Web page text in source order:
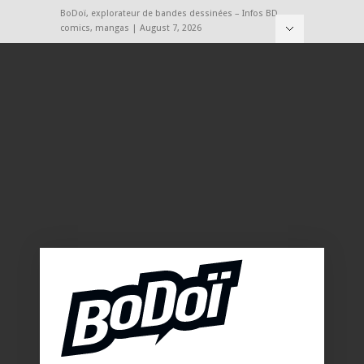
BoDoï, explorateur de bandes dessinées – Infos BD,
comics, mangas | August 7, 2026